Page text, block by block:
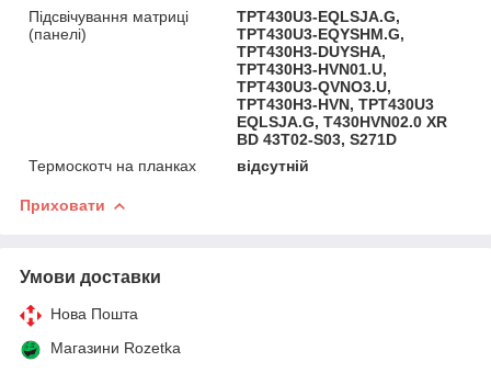
Підсвічування матриці
(панелі)
TPT430U3-EQLSJA.G,
TPT430U3-EQYSHM.G,
TPT430H3-DUYSHA,
TPT430H3-HVN01.U,
TPT430U3-QVNO3.U,
TPT430H3-HVN, TPT430U3
EQLSJA.G, T430HVN02.0 XR
BD 43T02-S03, S271D
Термоскотч на планках
відсутній
Приховати
Умови доставки
Нова Пошта
Магазини Rozetka